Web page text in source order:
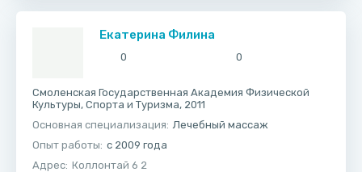
Екатерина Филина
0 0
Смоленская Государственная Академия Физической
Культуры, Спорта и Туризма, 2011
Основная специализация: Лечебный массаж
Опыт работы: с 2009 года
Адрес: Коллонтай 6 2